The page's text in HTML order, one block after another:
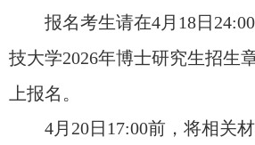
报名考生请在4月 18日 24:00
技大学2026年博士研究生招生
上报名。
4月 20日 17:00前，将相关